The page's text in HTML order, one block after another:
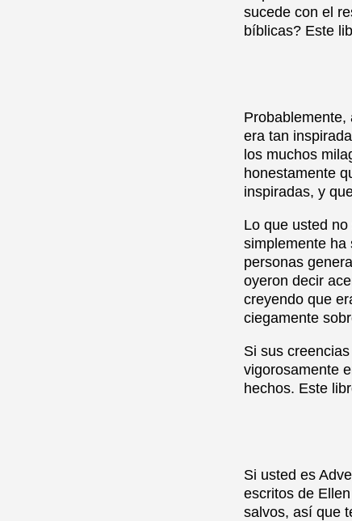
sucede con el
bíblicas? Este
Probablemente,
era tan
los muchos
honestamente
inspiradas, y
Lo que usted
simplemente ha
personas
oyeron decir
creyendo que
ciegamente
Si sus
vigorosamente
hechos. Este
Si usted es
escritos de
salvos, así que